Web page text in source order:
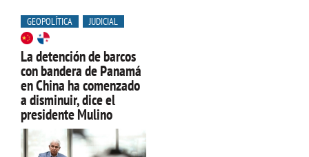
GEOPOLÍTICA JUDICIAL
La detención de barcos
con bandera de Panamá
en China ha comenzado
a disminuir, dice el
presidente Mulino